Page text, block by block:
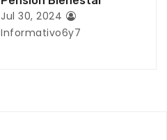
Jul 30, 2024
Informativo6y7